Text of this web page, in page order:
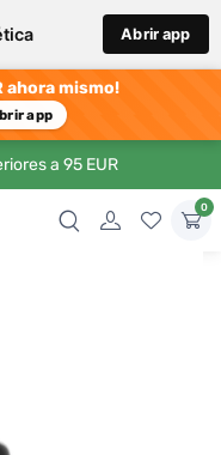
Abrir app
ahora mismo!
app
a 95 EUR
0